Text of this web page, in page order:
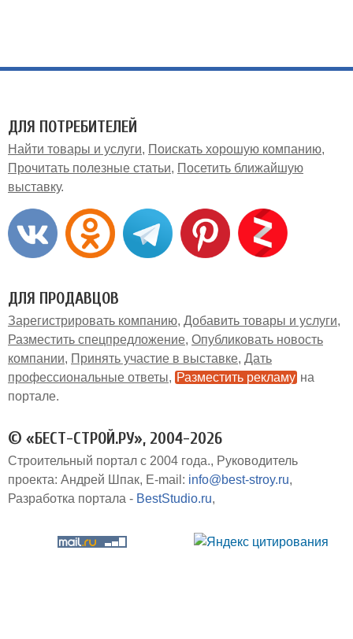
ДЛЯ ПОТРЕБИТЕЛЕЙ
Найти товары и услуги
Поискать хорошую компанию
Прочитать полезные статьи
Посетить ближайшую
выставку
ДЛЯ ПРОДАВЦОВ
Зарегистрировать компанию Добавить товары и услуги
Разместить спецпредложение Опубликовать новость
компании
Принять участие в выставке Дать
профессиональные ответы
Разместить рекламу на
портале
© «БЕСТ-СТРОЙ.РУ», 2004-2026
Строительный портал с 2004 года.
Руководитель
проекта: Андрей Шпак E-mail: info@best-stroy.ru
Разработка портала - BestStudio.ru